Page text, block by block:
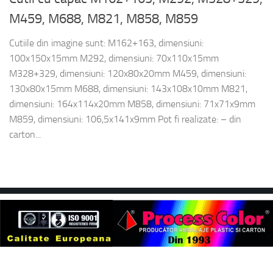
M459, M688, M821, M858, M859
Cutiile din imagine sunt: M162+163, dimensiuni:
100x150x15mm M292, dimensiuni: 70x110x15mm
M328+329, dimensiuni: 120x80x20mm M459, dimensiuni:
130x80x15mm M688, dimensiuni: 143x108x10mm M821,
dimensiuni: 164x114x20mm M858, dimensiuni: 71x71x9mm
M859, dimensiuni: 106,5x141x9mm Pot fi realizate: – din
carton...